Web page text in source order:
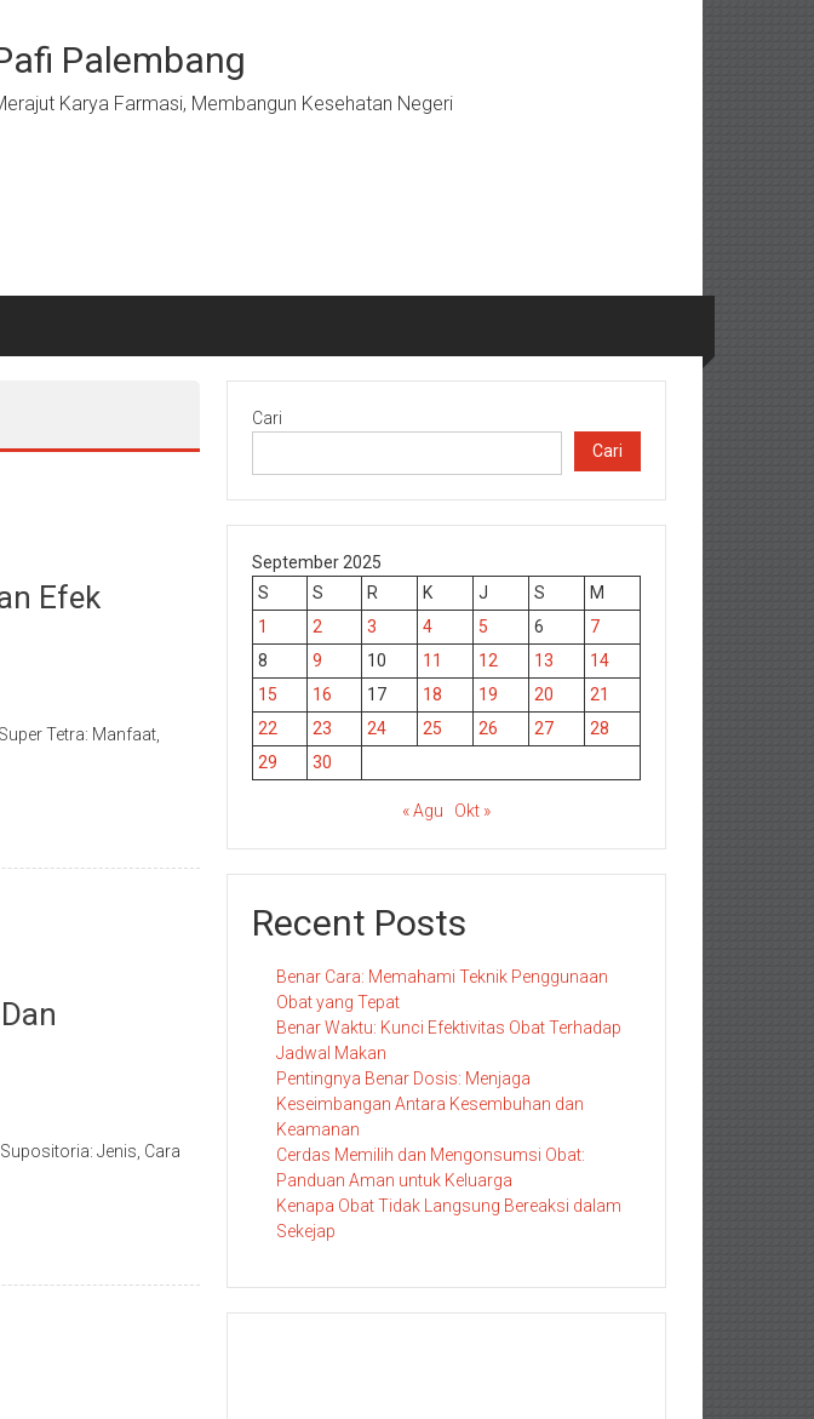
Palembang
Karya Farmasi, Membangun Kesehatan Negeri
Efek
Tetra: Manfaat,
Jenis, Cara
Cari
Cari
September 2025
S
S R K J S
M
1
2 3 4 5 6
7
8
9 10 11 12 13
14
15
16 17 18 19 20
21
22
23 24 25 26 27
28
29
30
« Agu Okt »
Recent Posts
Benar Cara: Memahami Teknik Penggunaan
Obat yang Tepat
Benar Waktu: Kunci Efektivitas Obat Terhadap
Jadwal Makan
Pentingnya Benar Dosis: Menjaga
Keseimbangan Antara Kesembuhan dan
Keamanan
Cerdas Memilih dan Mengonsumsi Obat:
Panduan Aman untuk Keluarga
Kenapa Obat Tidak Langsung Bereaksi dalam
Sekejap